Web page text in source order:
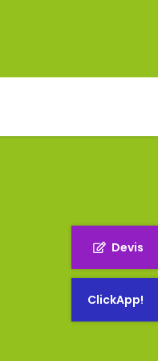
Devis
ClickApp!